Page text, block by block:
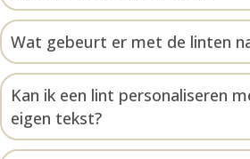
Wat gebeurt er met de linten
Kan ik een lint personaliseren
eigen tekst?